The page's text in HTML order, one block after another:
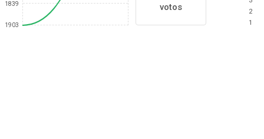
1839
1903
votos
2
1